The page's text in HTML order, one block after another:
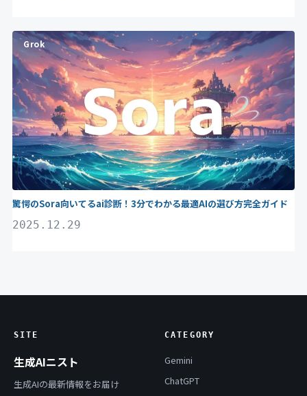
Grok
驚愕のSora向いてるai診断！3分でわかる最適AIの選び方完全ガイド
2025.12.29
SITE
生成AIニスト
生成AIの最新情報をお届け
CATEGORY
Gemini
ChatGPT